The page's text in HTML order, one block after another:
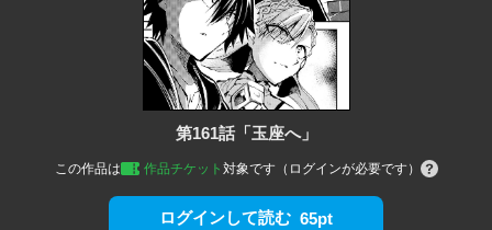
第161話「玉座へ」
この作品は 作品チケット 対象です（ログインが必要です）
ログインして読む 65pt